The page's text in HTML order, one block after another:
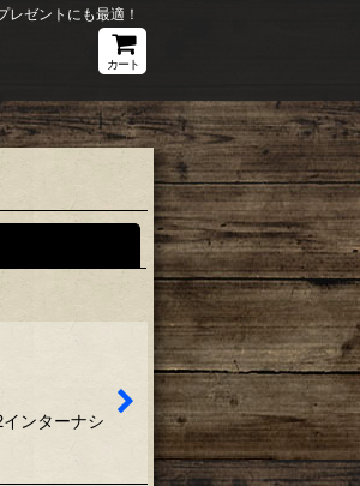
ゼントにも最適！
カート
ンターナシ